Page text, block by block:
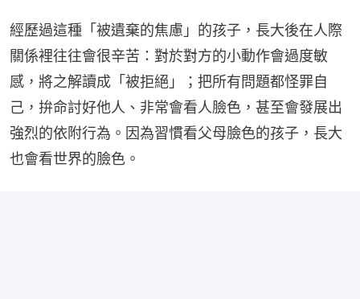
經歷過這種「被遺棄的焦慮」的孩子，長大後在人際
關係裡往往會很辛苦：對於對方的小動作會過度敏
感，將之解讀成「被拒絕」；把所有問題都怪罪自
己，拚命討好他人、非常會看人臉色，甚至會發展出
強烈的依附行為。因為習慣看父母臉色的孩子，長大
也會看世界的臉色。